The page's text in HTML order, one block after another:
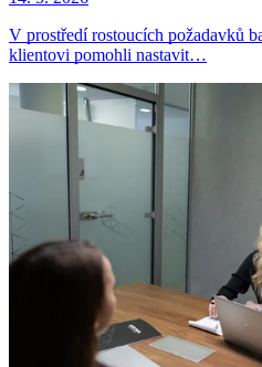
V prostředí rostoucích požadavků
klientovi pomohli nastavit…